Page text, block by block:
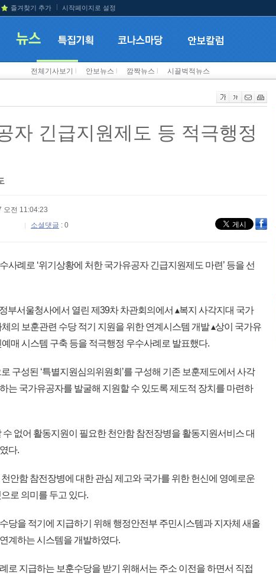
즐겨찾기 추가 시작페이지로 설정
전체기사보기 안보뉴스 깜짝뉴스 시끌벅적뉴스
자 긴급지원제도 등 적극행정
오전 11:04:23
소셜댓글 : 0
사례로 ‘위기상황에 처한 국가유공자 긴급지원제도 마련’ 등을 선
부서울청사에서 열린 제39차 차관회의에서 ▴복지 사각지대 국가
의 보훈관련 수당 적기 지원을 위한 연계시스템 개발 ▴상이 국가유
매 시스템 구축 등을 적극행정 우수사례로 발표했다.
구성된 ‘특별지원심의위원회’를 구성해 기존 보훈제도에서 사각
는 국가유공자를 발굴해 지원할 수 있도록 제도적 장치를 마련하
없어 활동지원이 필요한 천안함 참전장병을 활동지원서비스 대
다.
안함 참전장병에 대한 관심 제고와 국가를 위한 헌신에 영예로운
로 의미를 두고 있다.
당을 적기에 지급하기 위해 행정안전부 주민시스템과 지자체 새올
계하는 시스템을 개발하였다.
로 지급하는 보훈수당을 받기 위해서는 주소 이전을 하면서 직접